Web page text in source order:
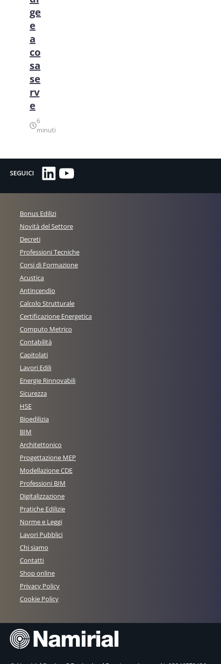
ge
e
a
co
sa
se
rv
e
6
minuti
SEGUICI LinkedIn
YouTube
Bonus Edilizi
Novità del Settore
Decreti
Professioni Tecniche
Corsi di Formazione
Acustica
Antincendio
Calcolo Strutturale
Certificazione Energetica
Computo Metrico
Contabilità
Capitolati
Lavori Edili
Energie Rinnovabili
Sicurezza
HSE
Bioedilizia
BIM
Architettonico
Progettazione MEP
Modellazione CDE
Professioni BIM
Digitalizzazione
Pratiche Edilizie
Norme e Leggi
Lavori Pubblici
Chi siamo
Contatti
Shop online
Privacy Policy
Cookie Policy